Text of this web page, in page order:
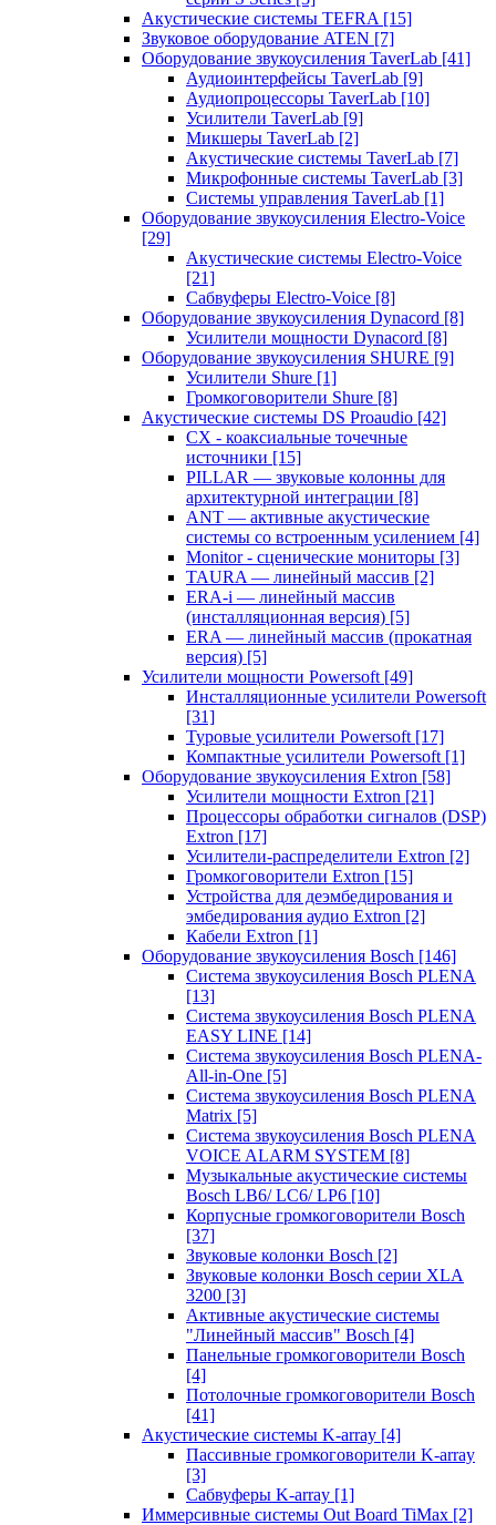
Акустические системы TEFRA [15]
Звуковое оборудование ATEN [7]
Оборудование звукоусиления TaverLab [41]
Аудиоинтерфейсы TaverLab [9]
Аудиопроцессоры TaverLab [10]
Усилители TaverLab [9]
Микшеры TaverLab [2]
Акустические системы TaverLab [7]
Микрофонные системы TaverLab [3]
Системы управления TaverLab [1]
Оборудование звукоусиления Electro-Voice
[29]
Акустические системы Electro-Voice
[21]
Сабвуферы Electro-Voice [8]
Оборудование звукоусиления Dynacord [8]
Усилители мощности Dynacord [8]
Оборудование звукоусиления SHURE [9]
Усилители Shure [1]
Громкоговорители Shure [8]
Акустические системы DS Proaudio [42]
CX - коаксиальные точечные
источники [15]
PILLAR — звуковые колонны для
архитектурной интеграции [8]
ANT — активные акустические
системы со встроенным усилением [4]
Monitor - сценические мониторы [3]
TAURA — линейный массив [2]
ERA-i — линейный массив
(инсталляционная версия) [5]
ERA — линейный массив (прокатная
версия) [5]
Усилители мощности Powersoft [49]
Инсталляционные усилители Powersoft
[31]
Туровые усилители Powersoft [17]
Компактные усилители Powersoft [1]
Оборудование звукоусиления Extron [58]
Усилители мощности Extron [21]
Процессоры обработки сигналов (DSP)
Extron [17]
Усилители-распределители Extron [2]
Громкоговорители Extron [15]
Устройства для деэмбедирования и
эмбедирования аудио Extron [2]
Кабели Extron [1]
Оборудование звукоусиления Bosch [146]
Система звукоусиления Bosch PLENA
[13]
Система звукоусиления Bosch PLENA
EASY LINE [14]
Система звукоусиления Bosch PLENA-
All-in-One [5]
Система звукоусиления Bosch PLENA
Matrix [5]
Система звукоусиления Bosch PLENA
VOICE ALARM SYSTEM [8]
Музыкальные акустические системы
Bosch LB6/ LC6/ LP6 [10]
Корпусные громкоговорители Bosch
[37]
Звуковые колонки Bosch [2]
Звуковые колонки Bosch серии XLA
3200 [3]
Активные акустические системы
"Линейный массив" Bosch [4]
Панельные громкоговорители Bosch
[4]
Потолочные громкоговорители Bosch
[41]
Акустические системы K-array [4]
Пассивные громкоговорители K-array
[3]
Сабвуферы K-array [1]
Иммерсивные системы Out Board TiMax [2]